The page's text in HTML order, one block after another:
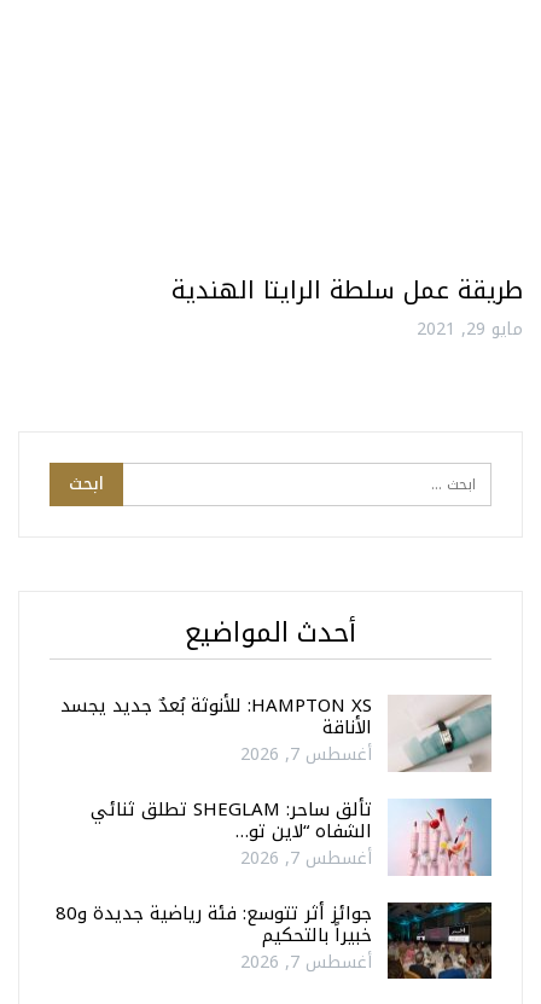
طريقة عمل سلطة الرايتا الهندية
مايو 29, 2021
أحدث المواضيع
HAMPTON XS: للأنوثة بُعدٌ جديد يجسد
الأناقة
أغسطس 7, 2026
تألق ساحر: SHEGLAM تطلق ثنائي
الشفاه “لاين تو…
أغسطس 7, 2026
جوائز أثر تتوسع: فئة رياضية جديدة و80
خبيراً بالتحكيم
أغسطس 7, 2026